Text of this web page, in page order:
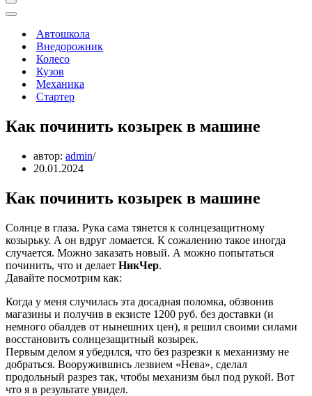
Меню
навигации
Меню
навигацииАвтошкола
Внедорожник
Колесо
Кузов
Механика
Стартер
Как починить козырек в машине
автор: admin
20.01.2024
Как починить козырек в машине
Солнце в глаза. Рука сама тянется к солнцезащитному
козырьку. А он вдруг ломается. К сожалению такое иногда
случается. Можно заказать новый. А можно попытаться
починить, что и делает НикЧер.
Давайте посмотрим как:
Когда у меня случилась эта досадная поломка, обзвонив
магазины и получив в екзисте 1200 руб. без доставки (и
немного обалдев от нынешних цен), я решил своими силами
восстановить солнцезащитный козырек.
Первым делом я убедился, что без разрезки к механизму не
добраться. Вооружившись лезвием «Нева», сделал
продольный разрез так, чтобы механизм был под рукой. Вот
что я в результате увидел.